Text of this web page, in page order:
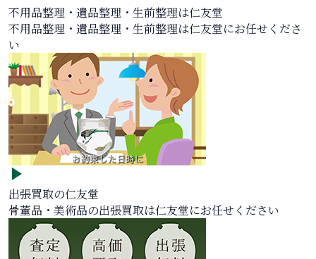
不用品整理・遺品整理・生前整理は仁友堂
不用品整理・遺品整理・生前整理は仁友堂にお任せくださ
い
出張買取の仁友堂
骨董品・美術品の出張買取は仁友堂にお任せください